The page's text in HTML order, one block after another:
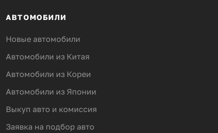
АВТОМОБИЛИ
Новые автомобили
Автомобили из Китая
Автомобили из Кореи
Автомобили из Японии
Выкуп авто и комиссия
Заявка на подбор авто